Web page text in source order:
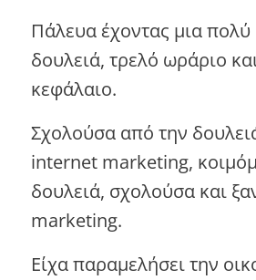
Πάλευα έχοντας μια πολύ
δουλειά, τρελό ωράριο
κεφάλαιο.
Σχολούσα από την
internet marketing,
δουλειά, σχολούσα και
marketing.
Είχα παραμελήσει την